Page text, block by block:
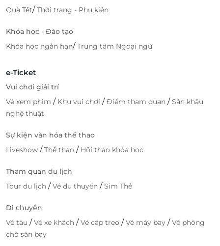
Quà Tết/Thời trang - Phụ kiện
Khóa học - Đào tạo
Khóa học ngắn hạn/Trung tâm Ngoại ngữ
e-Ticket
Vui chơi giải trí
Vé xem phim / Khu vui chơi /Điểm tham quan /Sân khấu
nghệ thuật
Sự kiện văn hóa thể thao
Liveshow /Thể thao / Hội thảo khóa học
Tham quan du lịch
Tour du lịch /Vé du thuyền /Sim Thẻ
Di chuyển
Vé tàu /Vé xe khách /Vé cáp treo /Vé máy bay /Vé phòng
chờ sân bay